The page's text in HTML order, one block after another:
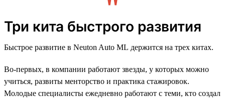
Три кита быстрого развития
Быстрое развитие в Neuton Auto ML держится на трех китах.
Во-первых, в компании работают звезды, у которых можно
учиться, развиты менторство и практика стажировок.
Молодые специалисты ежедневно работают с теми, кто создал